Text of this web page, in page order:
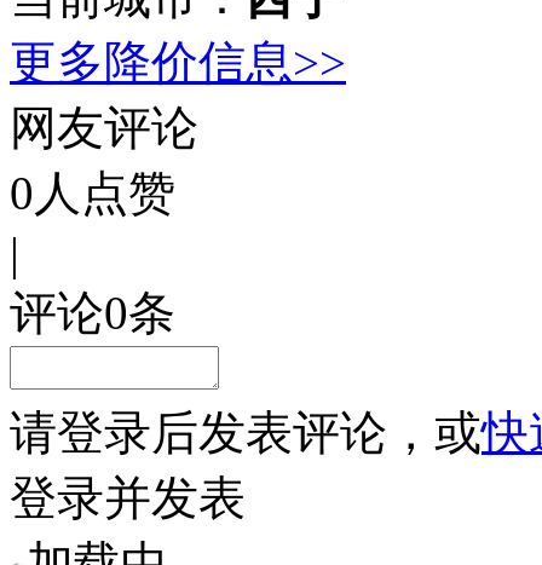
更多降价信息>>
网友评论
0 人点赞
|
评论0条
请登录后发表评论，或快
登录并发表